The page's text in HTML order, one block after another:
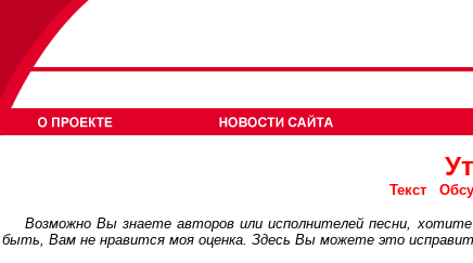
Текст
Возможно Вы знаете авторов или исполнителей песни,
быть, Вам не нравится моя оценка. Здесь Вы можете это